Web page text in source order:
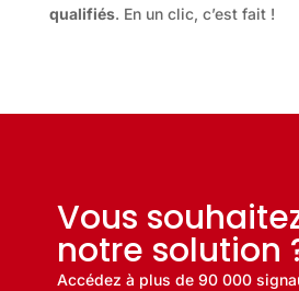
qualifiés. En un clic, c’est fait !
Vous
notre solution
Accédez à plus de 90 000